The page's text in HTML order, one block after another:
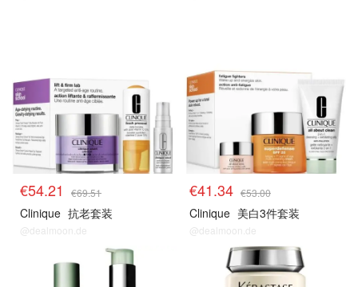
€54.21 €69.51
Clinique 抗老套装
@dealmoon.de
€41.34 €53.00
Clinique 美白3件套装
@dealmoon.de